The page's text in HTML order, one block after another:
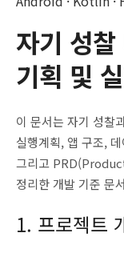
자기 성
기획 및
이 문서는 자기 성찰
실행계획, 앱 구조,
그리고
정리한 개발 기준 문
1. 프로젝트